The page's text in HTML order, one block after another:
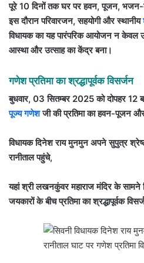
पूरे 10 दिनों तक घर पर हवन, पूजन, भजन-
इस दौरान परिवारजन, सहयोगी और स्थानीय
विधायक का यह पारंपरिक आयोजन न केवल
आस्था और उत्साह का केंद्र बना।
गणेश प्रतिमा का श्रद्धापूर्वक विसर्जन
बुधवार, 03 सितम्बर 2025 को दोपहर 12
पूज्य गणेशजी की प्रतिमा का हवन-पूजन
विधायक दिनेश राय मुनमुन अपने सुपुत्र
रानीताल पहुंचे,
यहां श्री लखनकुंवर महाराज मंदिर के सामने
जयकारों के बीच प्रतिमा का श्रद्धापूर्वक